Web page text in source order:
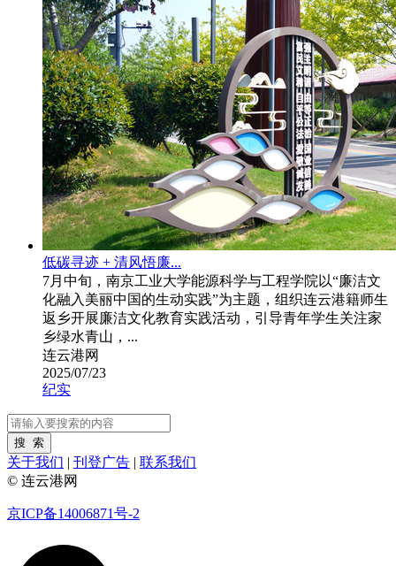
低碳寻迹 + 清风悟廉...
7月中旬，南京工业大学能源科学与工程学院以“廉洁文
化融入美丽中国的生动实践”为主题，组织连云港籍师生
返乡开展廉洁文化教育实践活动，引导青年学生关注家
乡绿水青山，...
连云港网
2025/07/23
纪实
关于我们 | 刊登广告 | 联系我们
© 连云港网
京ICP备14006871号-2